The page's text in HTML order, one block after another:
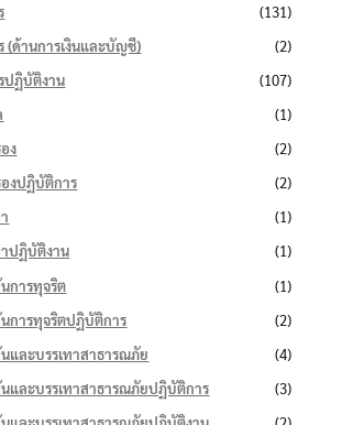
(131)
(ด้านการเงินและบัญชี)
(2)
ปฏิบัติงาน
(107)
(1)
ง
(2)
งปฏิบัติการ
(2)
(1)
ปฏิบัติงาน
(1)
การทุจริต
(1)
การทุจริตปฏิบัติการ
(2)
และบรรเทาสาธารณภัย
(4)
และบรรเทาสาธารณภัยปฏิบัติการ
(3)